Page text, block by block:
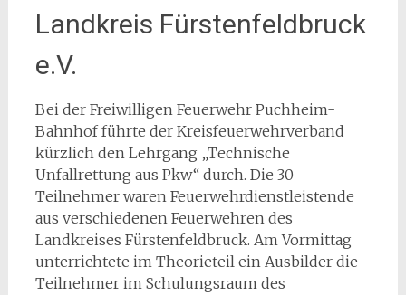
Landkreis Fürstenfeldbruck
e.V.
Bei der Freiwilligen Feuerwehr Puchheim-
Bahnhof führte der Kreisfeuerwehrverband
kürzlich den Lehrgang „Technische
Unfallrettung aus Pkw“ durch. Die 30
Teilnehmer waren Feuerwehrdienstleistende
aus verschiedenen Feuerwehren des
Landkreises Fürstenfeldbruck. Am Vormittag
unterrichtete im Theorieteil ein Ausbilder die
Teilnehmer im Schulungsraum des